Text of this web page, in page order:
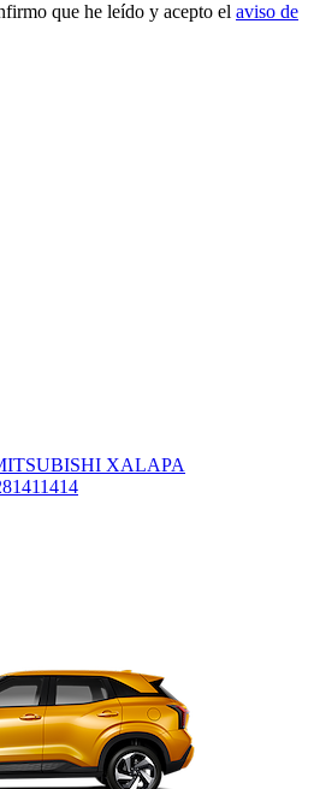
que he leído y acepto el aviso de
XALAPA